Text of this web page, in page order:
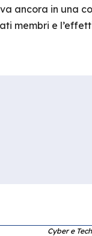
ancora in una
membri e
Cyber e